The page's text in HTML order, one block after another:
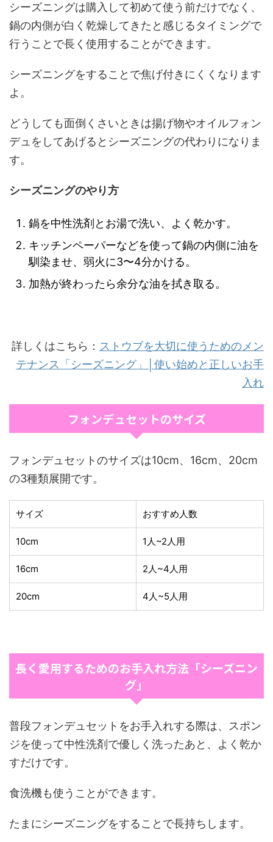
シーズニングは購入して初めて使う前だけでなく、
鍋の内側が白く乾燥してきたと感じるタイミングで
行うことで長く使用することができます。
シーズニングをすることで焦げ付きにくくなります
よ。
どうしても面倒くさいときは揚げ物やオイルフォン
デュをしてあげるとシーズニングの代わりになりま
す。
シーズニングのやり方
鍋を中性洗剤とお湯で洗い、よく乾かす。
キッチンペーパーなどを使って鍋の内側に油を
馴染ませ、弱火に3〜4分かける。
加熱が終わったら余分な油を拭き取る。
詳しくはこちら： ストウブを大切に使うためのメン
テナンス「シーズニング」│使い始めと正しいお手
入れ
フォンデュセットのサイズ
フォンデュセットのサイズは10cm、16cm、20cm
の3種類展開です。
サイズ おすすめ人数
10cm 1人~2人用
16cm 2人~4人用
20cm 4人~5人用
長く愛用するためのお手入れ方法 「シーズニン
グ」
普段フォンデュセットをお手入れする際は、スポン
ジを使って中性洗剤で優しく洗ったあと、よく乾か
すだけです。
食洗機も使うことができます。
たまにシーズニングをすることで長持ちします。